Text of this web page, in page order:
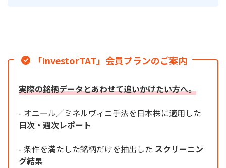
「InvestorTAT」会員プランのご案内
実際の銘柄データとあわせて追いかけたい方へ。
- オニール／ミネルヴィニ手法を日本株に適用した
日次・週次レポート
- 条件を満たした銘柄だけを抽出した スクリーニン
グ結果